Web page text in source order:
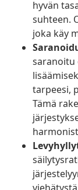
hyvän
suhteen.
joka käy
saranoitu
tarpeesi,
Tämä